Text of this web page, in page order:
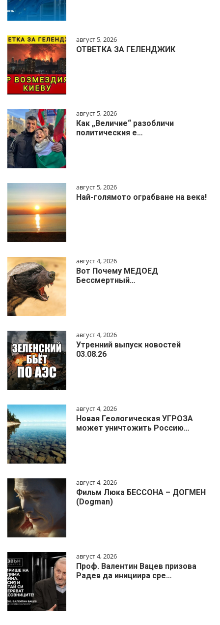
август 5, 2026
ОТВЕТКА ЗА ГЕЛЕНДЖИК
август 5, 2026
Как „Величие“ разобличи
политическия е…
август 5, 2026
Най-голямото ограбване на века!
август 4, 2026
Вот Почему МЕДОЕД
Бессмертный…
август 4, 2026
Утренний выпуск новостей
03.08.26
август 4, 2026
Новая Геологическая УГРОЗА
может уничтожить Россию…
август 4, 2026
Фильм Люка БЕССОНА – ДОГМЕН
(Dogman)
август 4, 2026
Проф. Валентин Вацев призова
Радев да инициира сре…